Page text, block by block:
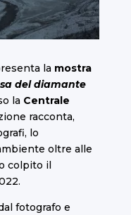
la mostra
del diamante
la Centrale
racconta,
lo
oltre alle
colpito il
fotografo e